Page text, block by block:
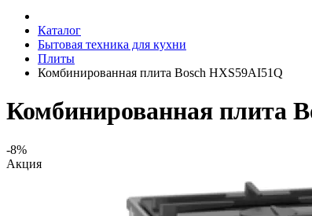
Каталог
Бытовая техника для кухни
Плиты
Комбинированная плита Bosch HXS59AI51Q
Комбинированная плита
-8%
Акция